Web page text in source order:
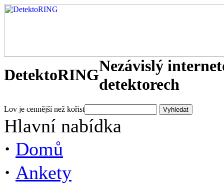
DetektoRINGNezávislý
detektorech
Lov je cennější než kořist
Hlavní nabídka
· Domů
· Ankety